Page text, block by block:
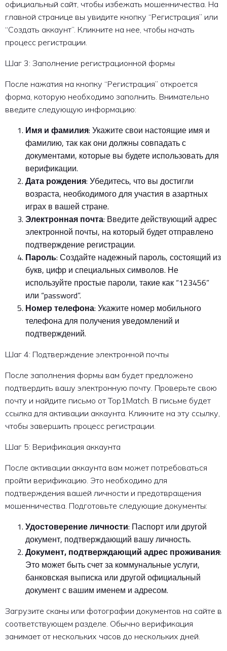
официальный сайт, чтобы избежать мошенничества. На
главной странице вы увидите кнопку “Регистрация” или
“Создать аккаунт”. Кликните на нее, чтобы начать
процесс регистрации.
Шаг 3: Заполнение регистрационной формы
После нажатия на кнопку “Регистрация” откроется
форма, которую необходимо заполнить. Внимательно
введите следующую информацию:
Имя и фамилия: Укажите свои настоящие имя и
фамилию, так как они должны совпадать с
документами, которые вы будете использовать для
верификации.
Дата рождения: Убедитесь, что вы достигли
возраста, необходимого для участия в азартных
играх в вашей стране.
Электронная почта: Введите действующий адрес
электронной почты, на который будет отправлено
подтверждение регистрации.
Пароль: Создайте надежный пароль, состоящий из
букв, цифр и специальных символов. Не
используйте простые пароли, такие как “123456”
или “password”.
Номер телефона: Укажите номер мобильного
телефона для получения уведомлений и
подтверждений.
Шаг 4: Подтверждение электронной почты
После заполнения формы вам будет предложено
подтвердить вашу электронную почту. Проверьте свою
почту и найдите письмо от Top1Match. В письме будет
ссылка для активации аккаунта. Кликните на эту ссылку,
чтобы завершить процесс регистрации.
Шаг 5: Верификация аккаунта
После активации аккаунта вам может потребоваться
пройти верификацию. Это необходимо для
подтверждения вашей личности и предотвращения
мошенничества. Подготовьте следующие документы:
Удостоверение личности: Паспорт или другой
документ, подтверждающий вашу личность.
Документ, подтверждающий адрес проживания:
Это может быть счет за коммунальные услуги,
банковская выписка или другой официальный
документ с вашим именем и адресом.
Загрузите сканы или фотографии документов на сайте в
соответствующем разделе. Обычно верификация
занимает от нескольких часов до нескольких дней.